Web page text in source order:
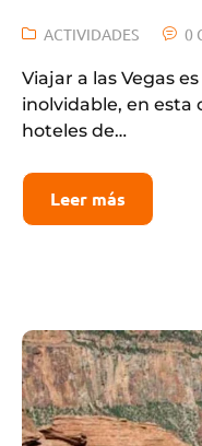
ACTIVIDADES 0
Viajar a las Vegas
inolvidable, en esta
hoteles de…
Leer más